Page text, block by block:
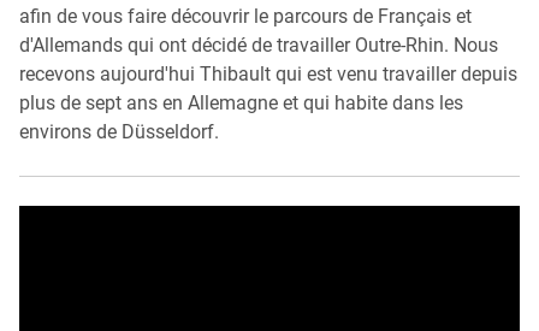
afin de vous faire découvrir le parcours de Français et
d'Allemands qui ont décidé de travailler Outre-Rhin. Nous
recevons aujourd'hui Thibault qui est venu travailler depuis
plus de sept ans en Allemagne et qui habite dans les
environs de Düsseldorf.